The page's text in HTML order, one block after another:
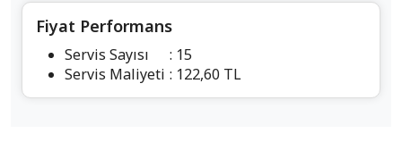
Fiyat Performans
Servis Sayısı
: 15
Servis Maliyeti : 122,60 TL